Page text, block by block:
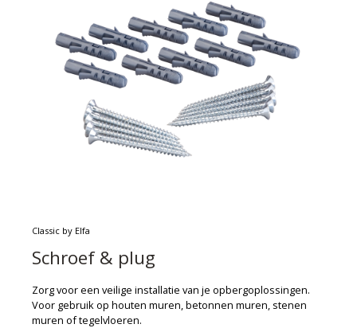
Classic by Elfa
Schroef & plug
Zorg voor een veilige installatie van je opbergoplossingen.
Voor gebruik op houten muren, betonnen muren, stenen
muren of tegelvloeren.